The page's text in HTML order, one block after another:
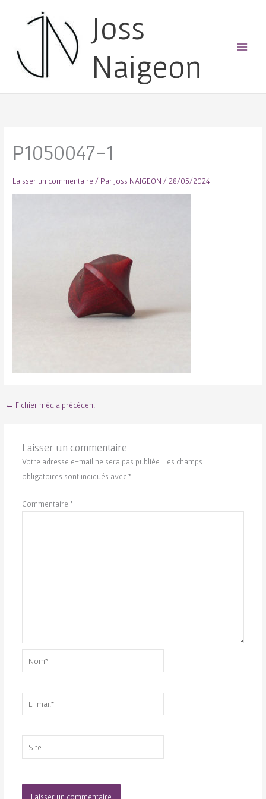
Joss
Naigeon
P1050047-1
Laisser un commentaire / Par Joss NAIGEON / 28/05/2024
← Fichier média précédent
Laisser un commentaire
Votre adresse e-mail ne sera pas publiée. Les champs
obligatoires sont indiqués avec*
Commentaire *
mail*